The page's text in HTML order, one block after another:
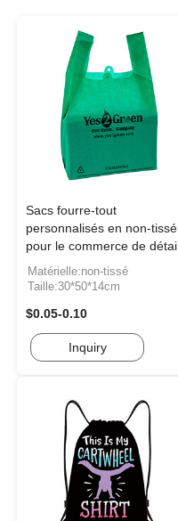
Sacs fourre-tout
personnalisés en non-tissé
pour le commerce de détai
Matérielle:non-tissé
Taille:30*50*14cm
$0.05-0.10
Inquiry